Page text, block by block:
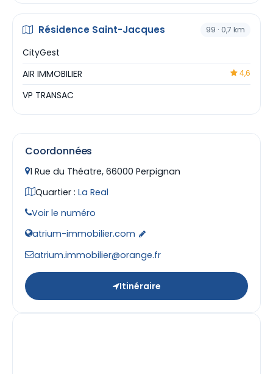
Résidence Saint-Jacques 99 · 0,7 km
CityGest
AIR IMMOBILIER
4,6
VP TRANSAC
Coordonnées
1 Rue du Théatre, 66000 Perpignan
Quartier : La Real
Voir le numéro
atrium-immobilier.com
atrium.immobilier@orange.fr
Itinéraire